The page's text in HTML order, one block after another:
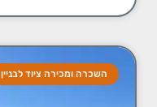
השכרה ומכירה ציוד לבניין